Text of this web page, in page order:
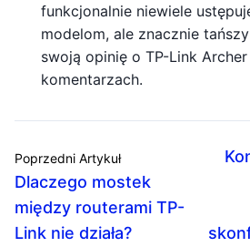
funkcjonalnie niewiele
modelom, ale znacznie
swoją opinię o TP-Link
komentarzach.
Poprzedni Artykuł
Dlaczego mostek
między routerami TP-
Link nie działa?